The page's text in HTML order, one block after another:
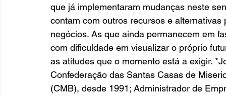
que já implementaram mudanças neste
contam com outros recursos e
negócios. As que ainda permanecem em
com dificuldade em visualizar o próprio
as atitudes que o momento está a exigir.
Confederação das Santas Casas de
(CMB), desde 1991; Administrador de